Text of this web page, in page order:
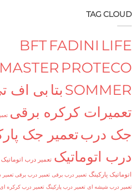
TAG CLOUD
BFT FADINI LIFE
PROTECO
SOMMER بتا بی اف
تعمیرات کرکره برقی
جک درب تعمیر جک
درب اتوماتیک تعمیر درب
اتوماتیک پارکینگ تعمیر درب برقی تعمیر درب برقی تعمیر
تعمیر درب شیشه ای تعمیر درب پارکینگ تعمیر درب کرکره ای